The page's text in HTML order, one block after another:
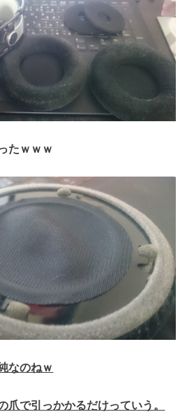
たｗｗｗ
なのねｗ
爪で引っかかるだけっていう。